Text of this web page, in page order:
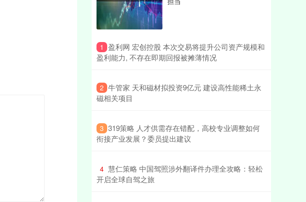
1 ​盈利网 宏创控股 本次交易将提升公司资产规模和
盈利能力, 不存在即期回报被摊薄情况
2 ​牛管家 天和磁材拟投资9亿元 建设高性能稀土永
磁相关项目
3 ​319策略 人才供需存在错配，高校专业调整如何
衔接产业发展？委员提出建议
4 ​慧仁策略 中国驾照涉外翻译件办理全攻略：轻松
开启全球自驾之旅